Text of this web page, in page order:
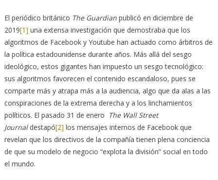
El periódico británico The Guardianpublicó en diciembre de
2019[1] una extensa investigación que demostraba que los
algoritmos de Facebook y Youtube han actuado como árbitros de
la política estadounidense durante años. Más allá del sesgo
ideológico, estos gigantes han impuesto un sesgo tecnológico:
sus algoritmos favorecen el contenido escandaloso, pues se
comparte más y atrapa más a la audiencia, algo que da alas a las
conspiraciones de la extrema derecha y a los linchamientos
políticos. El pasado 31 de enero The Wall Street
Journaldestapó[2] los mensajes internos de Facebook que
revelan que los directivos de la compañía tienen plena conciencia
de que su modelo de negocio “explota la división” social en todo
el mundo.